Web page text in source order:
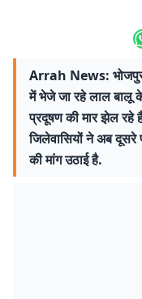
Arrah News: भोजपुर
में भेजे जा रहे लाल बालू
प्रदूषण की मार झेल रहे
जिलेवासियों ने अब दूसरे
की मांग उठाई है.